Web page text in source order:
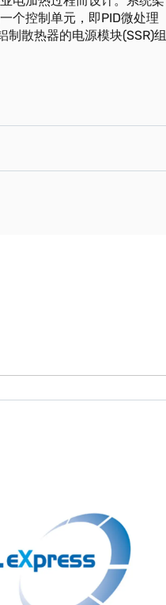
个控制单元，即PID微处理
制散热器的电源模块(SSR)组